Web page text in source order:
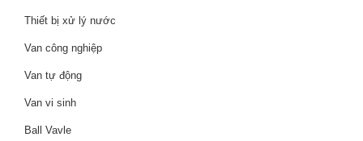
Thiết bị xử lý nước
Van công nghiệp
Van tự động
Van vi sinh
Ball Vavle